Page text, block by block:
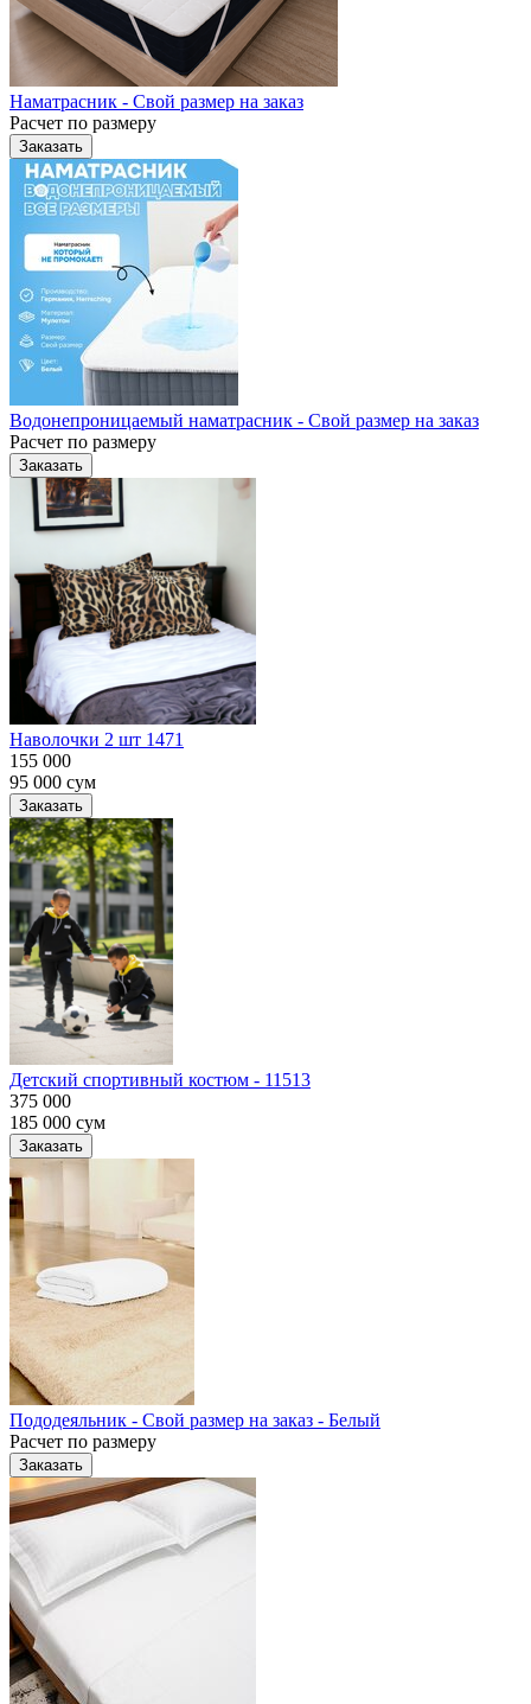
Наматрасник - Свой размер на заказ
Расчет по размеру
Заказать
Водонепроницаемый наматрасник - Свой размер на заказ
Расчет по размеру
Заказать
Наволочки 2 шт 1471
155 000
95 000 сум
Заказать
Детский спортивный костюм - 11513
375 000
185 000 сум
Заказать
Пододеяльник - Свой размер на заказ - Белый
Расчет по размеру
Заказать